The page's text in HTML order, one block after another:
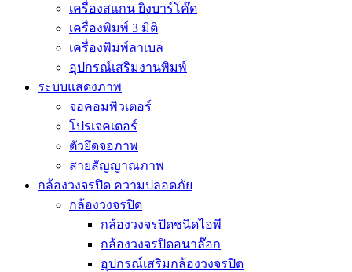
เครื่องสแกน ยิงบาร์โค๊ด
เครื่องพิมพ์ 3 มิติ
เครื่องพิมพ์ลาเบล
อุปกรณ์เสริมงานพิมพ์
ระบบแสดงภาพ
จอคอมพิวเตอร์
โปรเจคเตอร์
ตัวยึดจอภาพ
สายสัญญาณภาพ
กล้องวงจรปิด ความปลอดภัย
กล้องวงจรปิด
กล้องวงจรปิดชนิดไอพี
กล้องวงจรปิดอนาล๊อก
อุปกรณ์เสริมกล้องวงจรปิด